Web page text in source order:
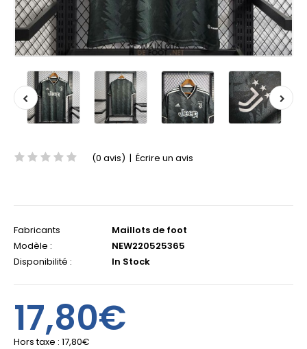
(0 avis) | Écrire un avis
Fabricants
Maillots de foot
Modèle :
NEW220525365
Disponibilité :
In Stock
17,80€
Hors taxe : 17,80€